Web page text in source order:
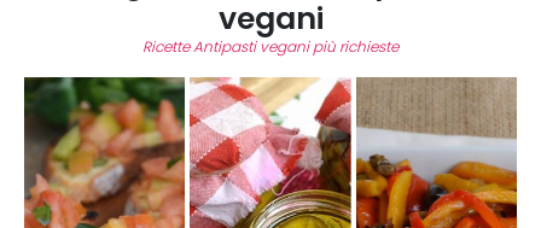
vegani
Ricette Antipasti vegani più richieste